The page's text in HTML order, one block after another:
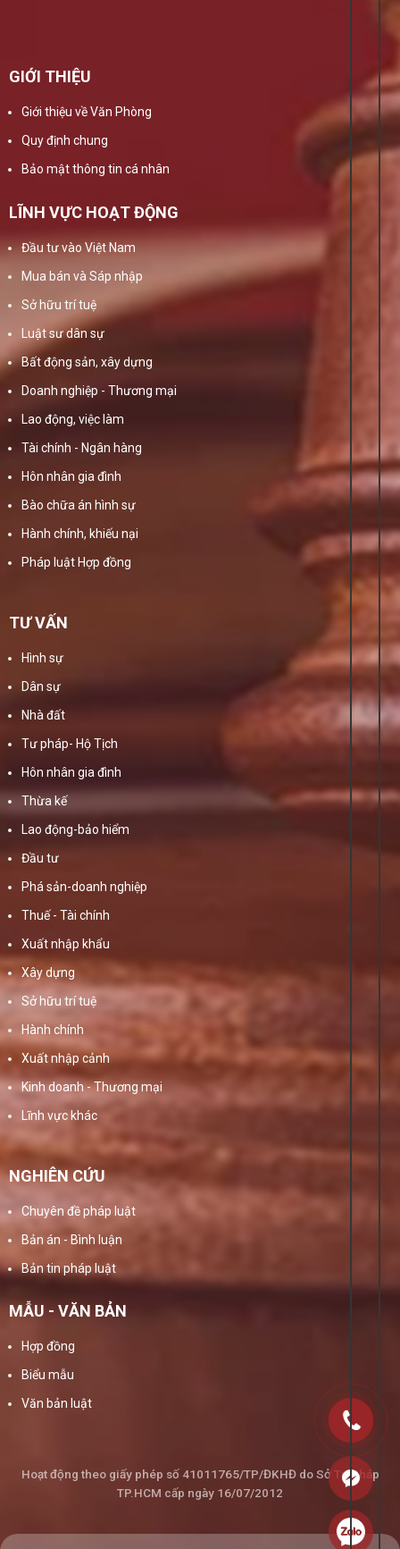
GIỚI THIỆU
Giới thiệu về Văn Phòng
Quy định chung
Bảo mật thông tin cá nhân
LĨNH VỰC HOẠT ĐỘNG
Đầu tư vào Việt Nam
Mua bán và Sáp nhập
Sở hữu trí tuệ
Luật sư dân sự
Bất động sản, xây dựng
Doanh nghiệp - Thương mại
Lao động, việc làm
Tài chính - Ngân hàng
Hôn nhân gia đình
Bào chữa án hình sự
Hành chính, khiếu nại
Pháp luật Hợp đồng
TƯ VẤN
Hình sự
Dân sự
Nhà đất
Tư pháp- Hộ Tịch
Hôn nhân gia đình
Thừa kế
Lao động-bảo hiểm
Đầu tư
Phá sản-doanh nghiệp
Thuế - Tài chính
Xuất nhập khẩu
Xây dựng
Sở hữu trí tuệ
Hành chính
Xuất nhập cảnh
Kinh doanh - Thương mại
Lĩnh vực khác
NGHIÊN CỨU
Chuyên đề pháp luật
Bản án - Bình luận
Bản tin pháp luật
MẪU - VĂN BẢN
Hợp đồng
Biểu mẫu
Văn bản luật
Hoạt động theo giấy phép số 41011765/TP/ĐKHĐ do Sở Tư Pháp
TP.HCM cấp ngày 16/07/2012